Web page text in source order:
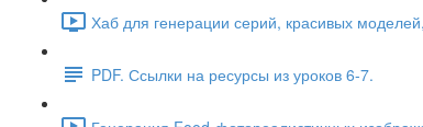
Хаб для генерации серий, красивых
PDF. Ссылки на ресурсы из уроков 6-7.